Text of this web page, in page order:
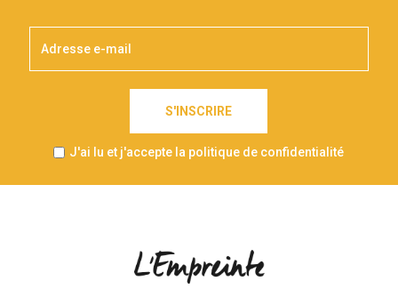
S'INSCRIRE
J'ai lu et j'accepte la politique de confidentialité